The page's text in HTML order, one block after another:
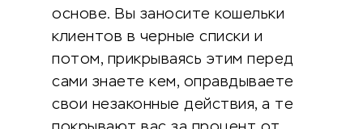
основе. Вы заносите кошельки
клиентов в черные списки и
потом, прикрываясь этим перед
сами знаете кем, оправдываете
свои незаконные действия, а те